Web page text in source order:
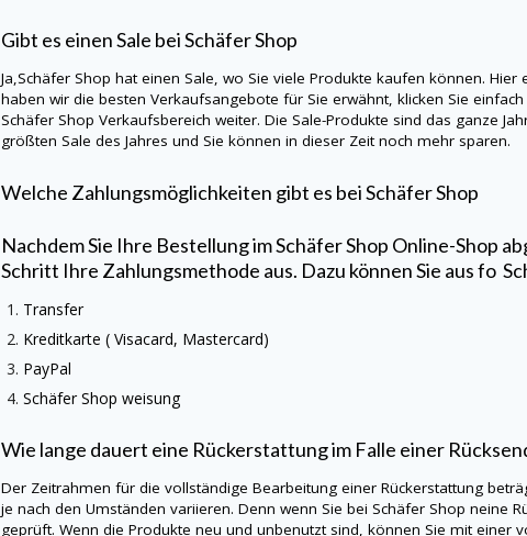
Gibt es einen Sale beiSchäfer Shop
Ja,Schäfer Shophat einen Sale, wo Sie viele Produkte kaufen können.
haben wir die besten Verkaufsangebote für Sie erwähnt, klicken Sie
Schäfer ShopVerkaufsbereich weiter. Die Sale-Produkte sind das ganze
größten Sale des Jahres und Sie können in dieser Zeit noch mehr sparen.
Welche Zahlungsmöglichkeiten gibt es beiSchäfer Shop
Nachdem Sie Ihre Bestellung imSchäfer Shop Online-Shop
Schritt Ihre Zahlungsmethode aus. Dazu können Sie aus fo
Transfer
Kreditkarte (Visacard, Mastercard)
PayPal
Schäfer Shopweisung
Wie lange dauert eine Rückerstattung im Falle einer
Der Zeitrahmen für die vollständige Bearbeitung einer Rückerstattung
je nach den Umständen variieren. Denn wenn Sie beiSchäfer Shopneine
geprüft. Wenn die Produkte neu und unbenutzt sind, können Sie mit einer